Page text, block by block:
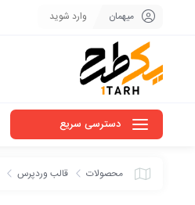
میهمان وارد شوید
دسترسی سریع
محصولات قالب وردپرس